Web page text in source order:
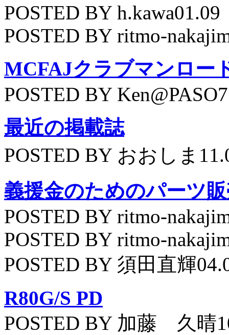
POSTED BY h.kawa01.09
POSTED BY ritmo-
MCFAJクラブマンロー
POSTED BY
最近の掲載誌
POSTED BY おおしま
義援金のためのパーツ
POSTED BY ritmo-
POSTED BY ritmo-
POSTED BY 須田直輝
R80G/S PD
POSTED BY 加藤 久晴